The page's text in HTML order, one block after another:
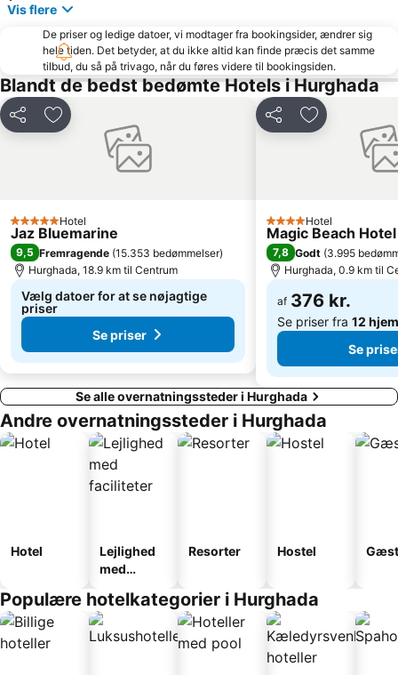
Vis flere
De priser og ledige datoer, vi modtager fra bookingsider, ændrer sig
hele tiden. Det betyder, at du ikke altid kan finde præcis det samme
tilbud, du så på trivago, når du føres videre til bookingsiden.
Blandt de bedst bedømte Hotels i Hurghada
Del Føj til favoritter
5 StjernerHotel
Jaz Bluemarine
9,5 Fremragende (15.353 bedømmelser)
Hurghada, 18.9 km til Centrum
Vælg datoer for at se nøjagtige
priser
Se priser
Del Føj til
4 Stjerner
Hotel
Magic Beach
7,8 Godt (3.995
Hurghada, 0.9 km til
af 376 kr.
Se priser fra 12
Se
Se alle overnatningssteder i Hurghada
Andre overnatningssteder i Hurghada
Hotel
Lejlighed
med
Resorter Hostel
Populære hotelkategorier i Hurghada